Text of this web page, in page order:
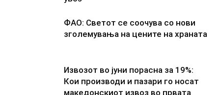
ФАО: Светот се соочува со нови
зголемувања на цените на храната
Извозот во јуни порасна за 19%:
Кои производи и пазари го носат
македонскиот извоз во првата